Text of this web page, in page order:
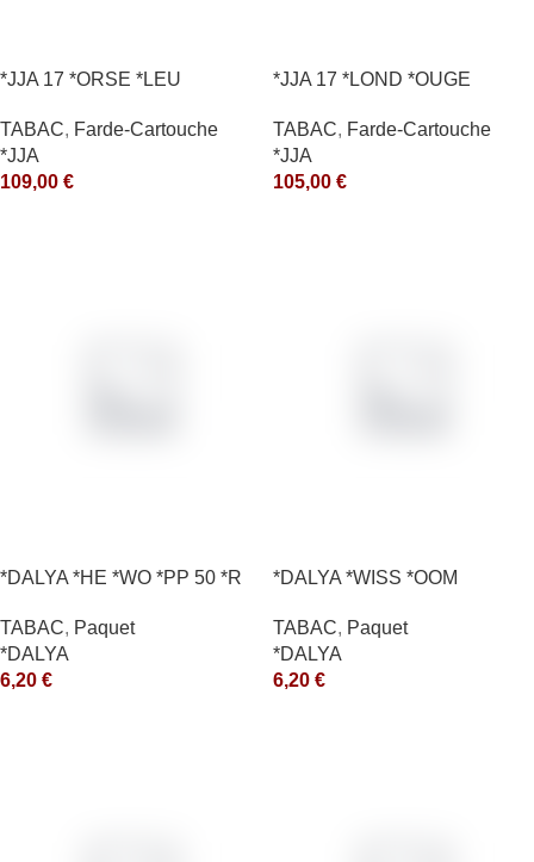
*JJA 17 *ORSE *LEU
TABAC, Farde-Cartouche
*JJA
109,00 €
*JJA 17 *LOND *OUGE
TABAC, Farde-Cartouche
*JJA
105,00 €
*DALYA *HE *WO *PP 50 *R
TABAC, Paquet
*DALYA
6,20 €
*DALYA *WISS *OOM
TABAC, Paquet
*DALYA
6,20 €